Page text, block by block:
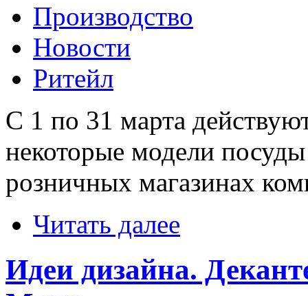
Производство
Новости
Ритейл
С 1 по 31 марта
некоторые модели
розничных магазинах
Читать далее
Идеи дизайна.